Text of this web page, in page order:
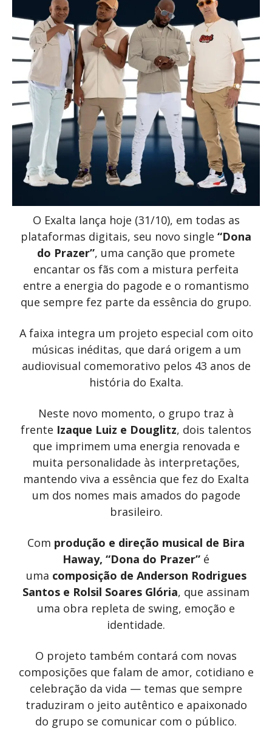
O Exalta lança hoje (31/10), em todas as
plataformas digitais, seu novo single “Dona
do Prazer”, uma canção que promete
encantar os fãs com a mistura perfeita
entre a energia do pagode e o romantismo
que sempre fez parte da essência do grupo.
A faixa integra um projeto especial com oito
músicas inéditas, que dará origem a um
audiovisual comemorativo pelos 43 anos de
história do Exalta.
Neste novo momento, o grupo traz à
frente Izaque Luiz e Douglitz, dois talentos
que imprimem uma energia renovada e
muita personalidade às interpretações,
mantendo viva a essência que fez do Exalta
um dos nomes mais amados do pagode
brasileiro.
Com produção e direção musical de Bira
Haway, “Dona do Prazer” é
uma composição de Anderson Rodrigues
Santos e Rolsil Soares Glória, que assinam
uma obra repleta de swing, emoção e
identidade.
O projeto também contará com novas
composições que falam de amor, cotidiano e
celebração da vida — temas que sempre
traduziram o jeito autêntico e apaixonado
do grupo se comunicar com o público.